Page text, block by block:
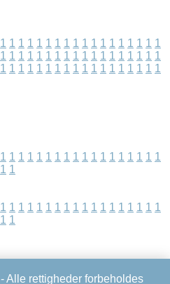
1 1 1 1 1 1 1 1 1 1 1 1 1 1 1 1 1 1
1 1 1 1 1 1 1 1 1 1 1 1 1 1 1 1 1 1
1 1 1 1 1 1 1 1 1 1 1 1 1 1 1 1 1 1
1 1 1 1 1 1 1 1 1 1 1 1 1 1 1 1 1 1
1 1
1 1 1 1 1 1 1 1 1 1 1 1 1 1 1 1 1 1
1 1
- Alle rettigheder forbeholdes